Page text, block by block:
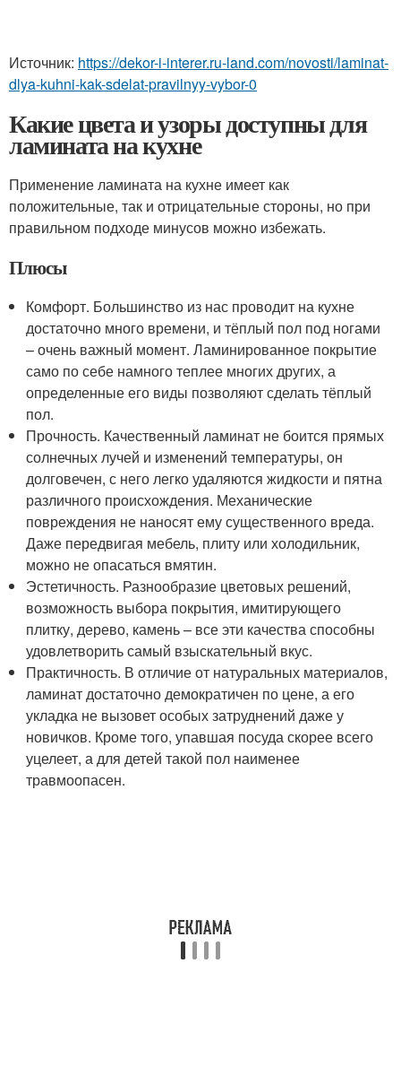
Источник: https://dekor-i-interer.ru-land.com/novosti/laminat-
dlya-kuhni-kak-sdelat-pravilnyy-vybor-0
Какие цвета и узоры доступны для
ламината на кухне
Применение ламината на кухне имеет как
положительные, так и отрицательные стороны, но при
правильном подходе минусов можно избежать.
Плюсы
Комфорт. Большинство из нас проводит на кухне
достаточно много времени, и тёплый пол под ногами
– очень важный момент. Ламинированное покрытие
само по себе намного теплее многих других, а
определенные его виды позволяют сделать тёплый
пол.
Прочность. Качественный ламинат не боится прямых
солнечных лучей и изменений температуры, он
долговечен, с него легко удаляются жидкости и пятна
различного происхождения. Механические
повреждения не наносят ему существенного вреда.
Даже передвигая мебель, плиту или холодильник,
можно не опасаться вмятин.
Эстетичность. Разнообразие цветовых решений,
возможность выбора покрытия, имитирующего
плитку, дерево, камень – все эти качества способны
удовлетворить самый взыскательный вкус.
Практичность. В отличие от натуральных материалов,
ламинат достаточно демократичен по цене, а его
укладка не вызовет особых затруднений даже у
новичков. Кроме того, упавшая посуда скорее всего
уцелеет, а для детей такой пол наименее
травмоопасен.